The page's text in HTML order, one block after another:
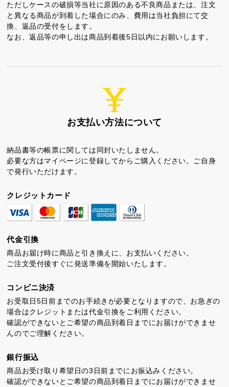
プライバシーポリシー
ただしケースの破損等当社に原因のある不良商品または、注文
と異なる商品が到着した場合にのみ、費用は当社負担にて交
換、返品の受付をします。
なお、返品等の申し出は商品到着後5日以内にお願いします。
お支払い方法について
納品書等の帳票に関しては同封いたしません。
必要な方はマイページに登録してからご購入ください。ご自身
で発行いただけます。
クレジットカード
代金引換
商品お届け時に商品と引き換えに、お支払いください。
ご注文受付後すぐに発送準備を開始いたします。
コンビニ決済
お受取日5日前までのお手続きが必要となりますので、お急ぎの
場合はクレジットまたは代金引換をご利用ください。
確認ができないとご希望の商品到着日までにお届けができませ
んのでご理解ください。
銀行振込
商品お受け取り希望日の3日前までにお振込みください。
確認ができないとご希望の商品到着日までにお届けができませ